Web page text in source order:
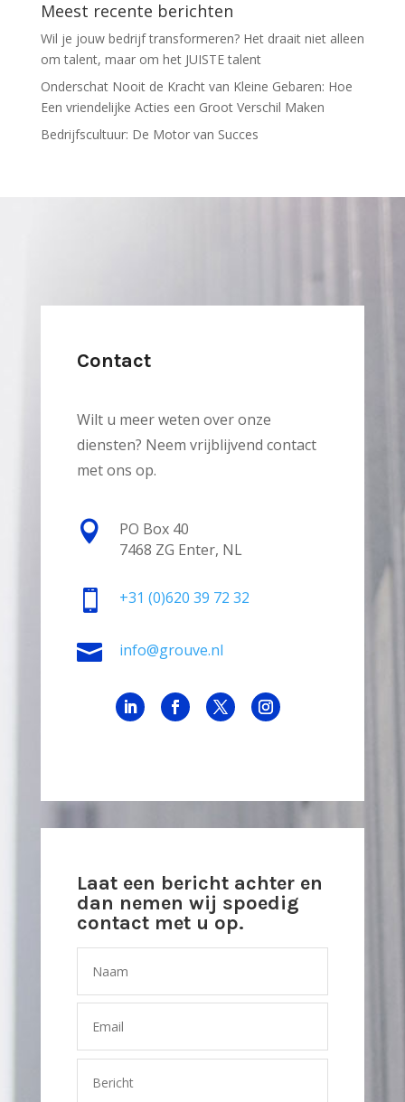
Meest recente berichten
Wil je jouw bedrijf transformeren? Het draait niet alleen
om talent, maar om het JUISTE talent
Onderschat Nooit de Kracht van Kleine Gebaren: Hoe
Een vriendelijke Acties een Groot Verschil Maken
Bedrijfscultuur: De Motor van Succes
Contact
Wilt u meer weten over onze
diensten? Neem vrijblijvend contact
met ons op.

PO Box 40
7468 ZG Enter, NL
 +31 (0)620 39 72 32
 info@grouve.nl
Laat een bericht achter en
dan nemen wij spoedig
contact met u op.